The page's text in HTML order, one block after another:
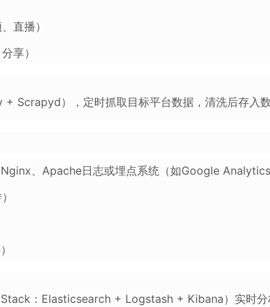
直播）
享）
+ Scrapyd），定时抓取目标平台数据，清洗后存入数
、Apache日志或埋点系统（如Google Analytics
Stack：Elasticsearch + Logstash + Kibana）实时分